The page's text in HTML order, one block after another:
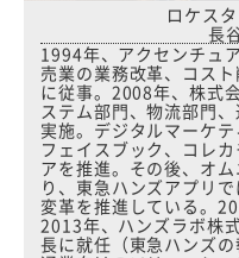
ロケス
長
1994年、アクセンチュ
売業の業務改革、コス
に従事。2008年、株式
ステム部門、物流部門
実施。デジタルマーケ
フェイスブック、コレ
アを推進。その後、オ
り、東急ハンズアプリ
変革を推進している。
2013年、ハンズラボ株
長に就任（東急ハンズ